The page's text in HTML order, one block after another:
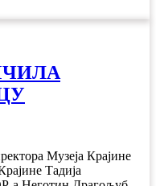
Музеја Крајине
Тадија